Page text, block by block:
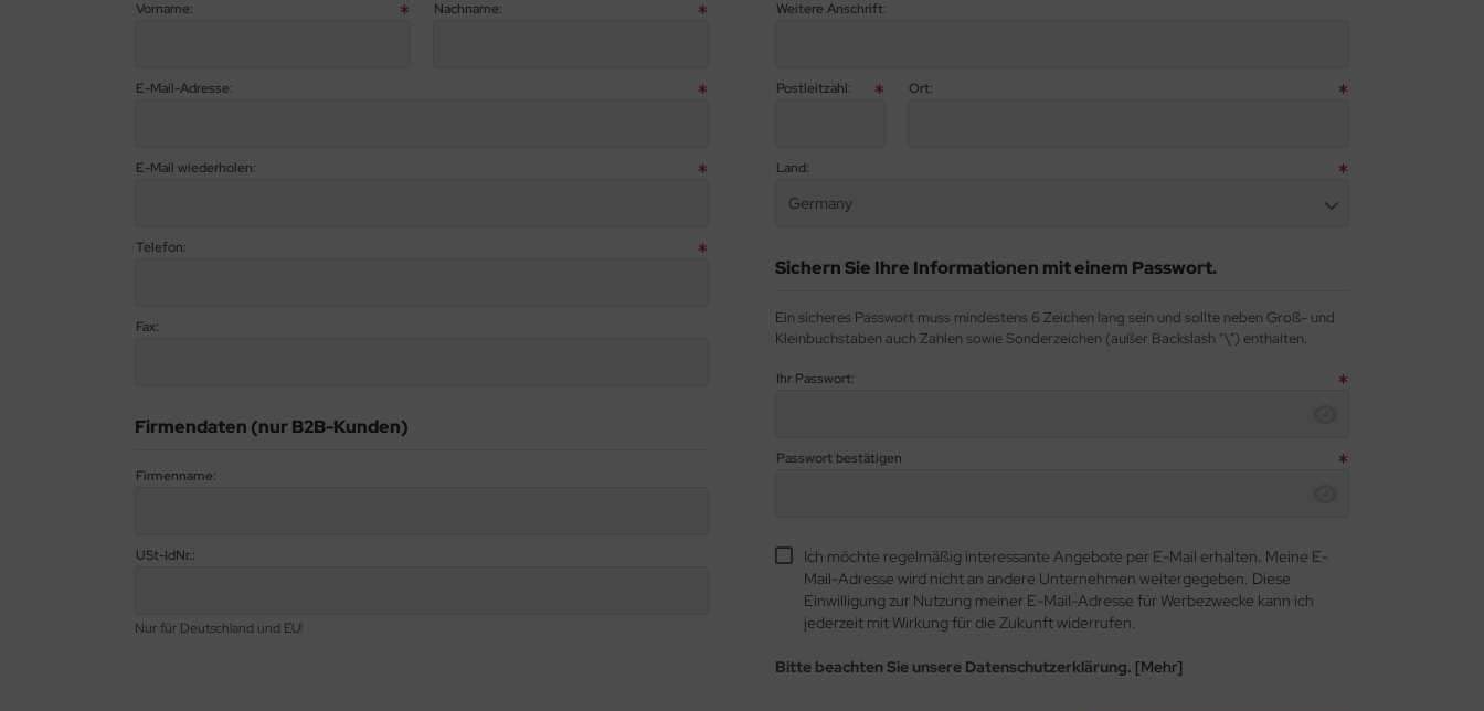
Vorname: Nachname:
E-Mail-Adresse:
E-Mail wiederholen:
Telefon:
Fax:
Firmendaten (nur B2B-Kunden)
Firmenname:
USt-IdNr.:
Nur für Deutschland und EU!
Weitere Anschrift:
Postleitzahl: Ort:
Land:
Germany
Sichern Sie Ihre Informationen mit einem Passwort.
Ein sicheres Passwort muss mindestens 6 Zeichen lang sein und sollte neben Groß- und
Kleinbuchstaben auch Zahlen sowie Sonderzeichen (außer Backslash "\") enthalten.
Ihr Passwort:
Passwort bestätigen
Ich möchte regelmäßig interessante Angebote per E-Mail erhalten. Meine E-
Mail-Adresse wird nicht an andere Unternehmen weitergegeben. Diese
Einwilligung zur Nutzung meiner E-Mail-Adresse für Werbezwecke kann ich
jederzeit mit Wirkung für die Zukunft widerrufen.
Bitte beachten Sie unsere Datenschutzerklärung. [Mehr]
fermentiert, unpasteurisiert (Sauerkraut,
, Mandel- und Sojakäse)